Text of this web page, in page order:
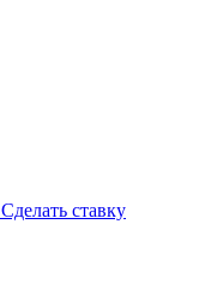
Сделать ставку